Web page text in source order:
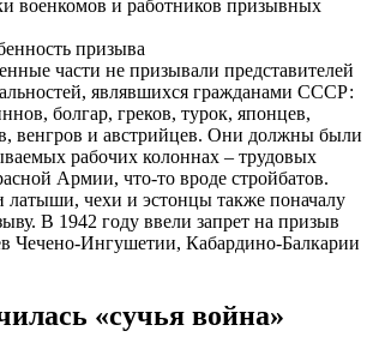
военкомов и работников призывных
призыва
части не призывали представителей
являвшихся гражданами СССР:
болгар, греков, турок, японцев,
венгров и австрийцев. Они должны были
рабочих колоннах – трудовых
Армии, что-то вроде стройбатов.
чехи и эстонцы также поначалу
В 1942 году ввели запрет на призыв
Чечено-Ингушетии, Кабардино-Балкарии
«сучья война»